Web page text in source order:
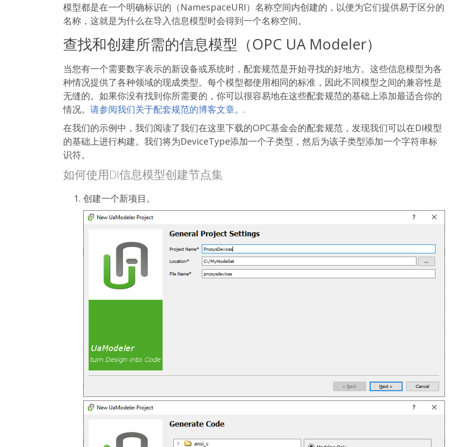
模型都是在一个明确标识的（NamespaceURI）名称空间内创建的，以便为它们提供易于区分的
名称，这就是为什么在导入信息模型时会得到一个名称空间。
查找和创建所需的信息模型（OPC UA Modeler）
当您有一个需要数字表示的新设备或系统时，配套规范是开始寻找的好地方。这些信息模型为各
种情况提供了各种领域的现成类型。每个模型都使用相同的标准，因此不同模型之间的兼容性是
无缝的。如果你没有找到你所需要的，你可以很容易地在这些配套规范的基础上添加最适合你的
情况。 请参阅我们关于配套规范的博客文章。 .
在我们的示例中，我们阅读了我们在这里下载的OPC基金会的配套规范，发现我们可以在DI模型
的基础上进行构建。我们将为DeviceType添加一个子类型，然后为该子类型添加一个字符串标
识符。
如何使用DI信息模型创建节点集
创建一个新项目。